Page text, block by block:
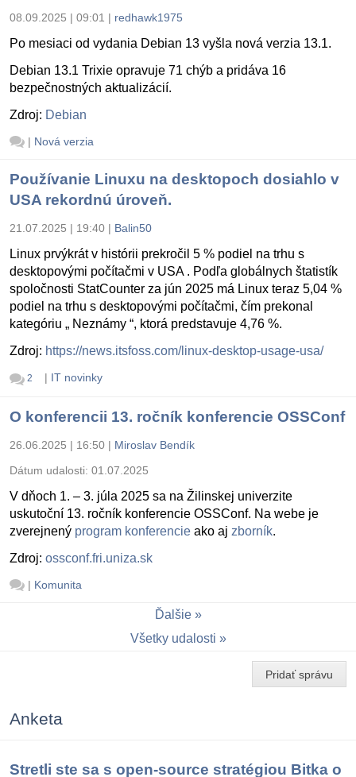
08.09.2025 | 09:01 | redhawk1975
Po mesiaci od vydania Debian 13 vyšla nová verzia 13.1.
Debian 13.1 Trixie opravuje 71 chýb a pridáva 16
bezpečnostných aktualizácií.
Zdroj: Debian
| Nová verzia
Používanie Linuxu na desktopoch dosiahlo v
USA rekordnú úroveň.
21.07.2025 | 19:40 | Balin50
Linux prvýkrát v histórii prekročil 5 % podiel na trhu s
desktopovými počítačmi v USA . Podľa globálnych štatistík
spoločnosti StatCounter za jún 2025 má Linux teraz 5,04 %
podiel na trhu s desktopovými počítačmi, čím prekonal
kategóriu „ Neznámy “, ktorá predstavuje 4,76 %.
Zdroj: https://news.itsfoss.com/linux-desktop-usage-usa/
2 | IT novinky
O konferencii 13. ročník konferencie OSSConf
26.06.2025 | 16:50 | Miroslav Bendík
Dátum udalosti: 01.07.2025
V dňoch 1. – 3. júla 2025 sa na Žilinskej univerzite
uskutoční 13. ročník konferencie OSSConf. Na webe je
zverejnený program konferencie ako aj zborník.
Zdroj: ossconf.fri.uniza.sk
| Komunita
Ďalšie
Všetky udalosti
Pridať správu
Anketa
Stretli ste sa s open-source stratégiou Bitka o